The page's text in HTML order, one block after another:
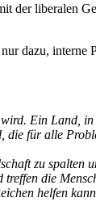
liberalen
dazu, interne
Ein Land,
für alle
zu
die
helfen